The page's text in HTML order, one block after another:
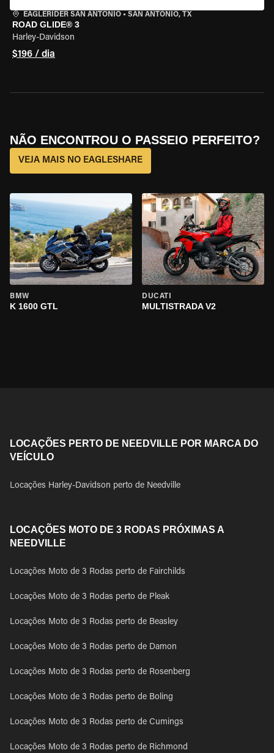
EAGLERIDER SAN ANTONIO • SAN ANTONIO, TX
ROAD GLIDE® 3
Harley-Davidson
$196 / dia
NÃO ENCONTROU O PASSEIO PERFEITO?
VEJA MAIS NO EAGLESHARE
BMW
K 1600 GTL
DUCATI
MULTISTRADA V2
LOCAÇÕES PERTO DE NEEDVILLE POR MARCA DO
VEÍCULO
Locações Harley-Davidson perto de Needville
LOCAÇÕES MOTO DE 3 RODAS PRÓXIMAS A
NEEDVILLE
Locações Moto de 3 Rodas perto de Fairchilds
Locações Moto de 3 Rodas perto de Pleak
Locações Moto de 3 Rodas perto de Beasley
Locações Moto de 3 Rodas perto de Damon
Locações Moto de 3 Rodas perto de Rosenberg
Locações Moto de 3 Rodas perto de Boling
Locações Moto de 3 Rodas perto de Cumings
Locações Moto de 3 Rodas perto de Richmond